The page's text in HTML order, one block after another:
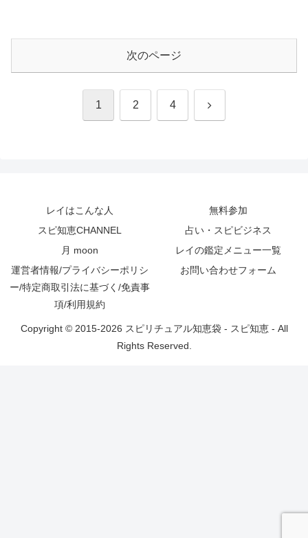
次のページ
1 2 4 次
レイはこんな人
無料参加
スピ知恵CHANNEL
占い・スピビジネス
月 moon
レイの鑑定メニュー一覧
運営者情報/プライバシーポリシ
ー/特定商取引法に基づく/免責事
項/利用規約
お問い合わせフォーム
Copyright © 2015-2026 スピリチュアル知恵袋 - スピ知恵 - All
Rights Reserved.